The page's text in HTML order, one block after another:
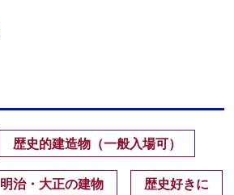
歴史的建造物（一般入場可）
明治・大正の建物 歴史好きに